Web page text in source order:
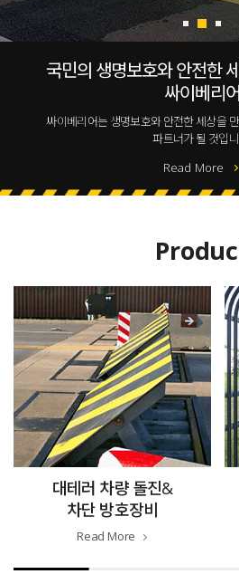
국민의 생명보호와 안전한
싸이베리어
싸이베리어는 생명보호와 안전한 세상을
파트너가 될 것입
Read More
대테러 차량 돌진&
차단 방호장비
Read More